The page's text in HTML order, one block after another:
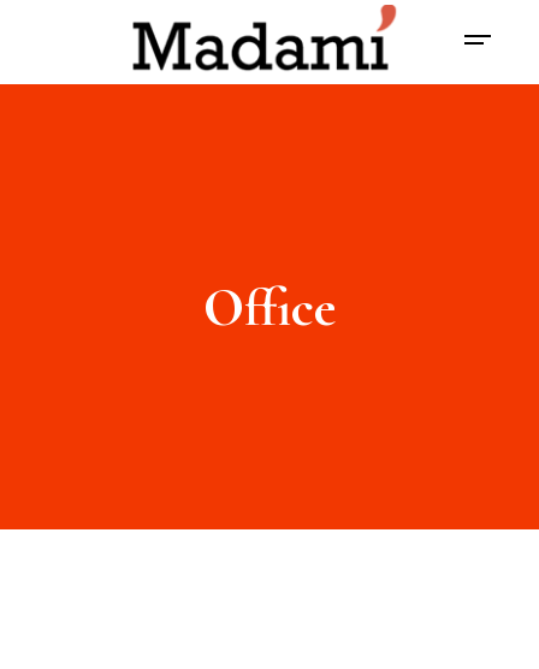
Office